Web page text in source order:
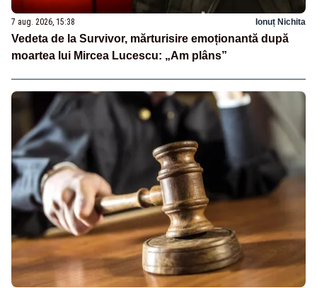
7 aug. 2026, 15:38 Ionuț Nichita
Vedeta de la Survivor, mărturisire emoționantă după
moartea lui Mircea Lucescu: „Am plâns”